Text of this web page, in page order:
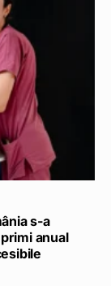
s-a
anual